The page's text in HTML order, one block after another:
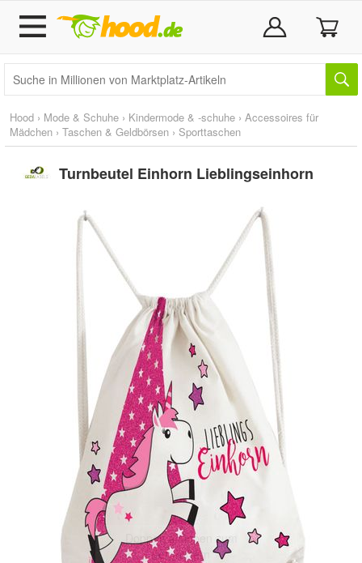
Hood › Mode & Schuhe › Kindermode & -schuhe › Accessoires für
Mädchen › Taschen & Geldbörsen › Sporttaschen
Turnbeutel Einhorn Lieblingseinhorn
Doppelt antippen zum
vergrößern